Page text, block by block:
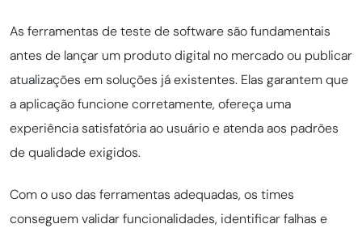
As ferramentas de teste de software são fundamentais
antes de lançar um produto digital no mercado ou publicar
atualizações em soluções já existentes. Elas garantem que
a aplicação funcione corretamente, ofereça uma
experiência satisfatória ao usuário e atenda aos padrões
de qualidade exigidos.
Com o uso das ferramentas adequadas, os times
conseguem validar funcionalidades, identificar falhas e